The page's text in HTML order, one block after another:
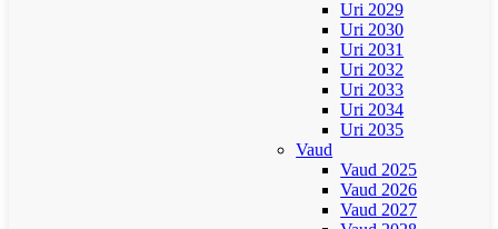
Uri 2029
Uri 2030
Uri 2031
Uri 2032
Uri 2033
Uri 2034
Uri 2035
Vaud
Vaud 2025
Vaud 2026
Vaud 2027